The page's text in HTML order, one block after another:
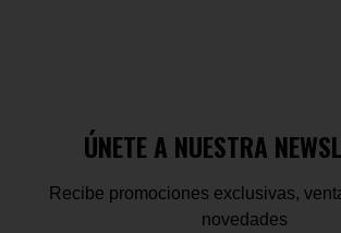
ÚNETE A NUESTRA
Recibe promociones exclusivas,
novedades